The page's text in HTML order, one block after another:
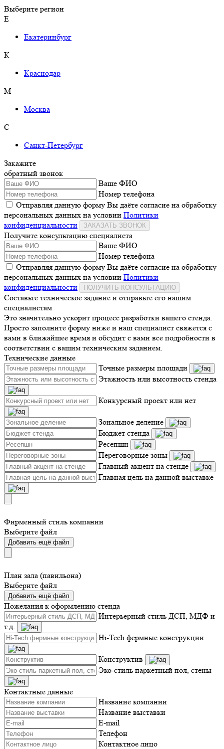
Выберите регион
Е
Екатеринбург
К
Краснодар
М
Москва
С
Санкт-Петербург
Закажите
обратный звонок
Ваше ФИО
Номер телефона
Отправляя данную форму Вы даёте согласие на обработку
персональных данных на условии Политики
конфиденциальности
ЗАКАЗАТЬ ЗВОНОК
Получите консультацию специалиста
Ваше ФИО
Номер телефона
Отправляя данную форму Вы даёте согласие на обработку
персональных данных на условии Политики
конфиденциальности
ПОЛУЧИТЬ КОНСУЛЬТАЦИЮ
Составьте техническое задание и отправьте его нашим
специалистам
Это значительно ускорит процесс разработки вашего стенда.
Просто заполните форму ниже и наш специалист свяжется с
вами в ближайшее время и обсудит с вами все подробности в
соответствии с вашим техническим заданием.
Технические данные
Точные размеры площади
Этажность или высотность стенда
Конкурсный проект или нет
Зональное деление
Бюджет стенда
Ресепшн
Переговорные зоны
Главный акцент на стенде
Главная цель на данной выставке
Фирменный стиль компании
Выберите файл
Добавить ещё файл
План зала (павильона)
Выберите файл
Добавить ещё файл
Пожелания к оформлению стенда
Интерьерный стиль ДСП, МДФ и
т.д.
Hi-Tech фермные конструкции
Конструктив
Эко-стиль паркетный пол, стены
Контактные данные
Название компании
Название выставки
E-mail
Телефон
Контактное лицо